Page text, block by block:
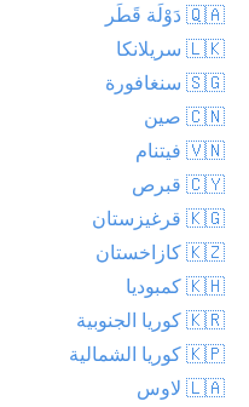
🇶🇦 دَوْلَة قَطَر
🇱🇰 سريلانكا
🇸🇬 سنغافورة
🇨🇳 صين
🇻🇳 فيتنام
🇨🇾 قبرص
🇰🇬 قرغيزستان
🇰🇿 كازاخستان
🇰🇭 كمبوديا
🇰🇷 كوريا الجنوبية
🇰🇵 كوريا الشمالية
🇱🇦 لاوس